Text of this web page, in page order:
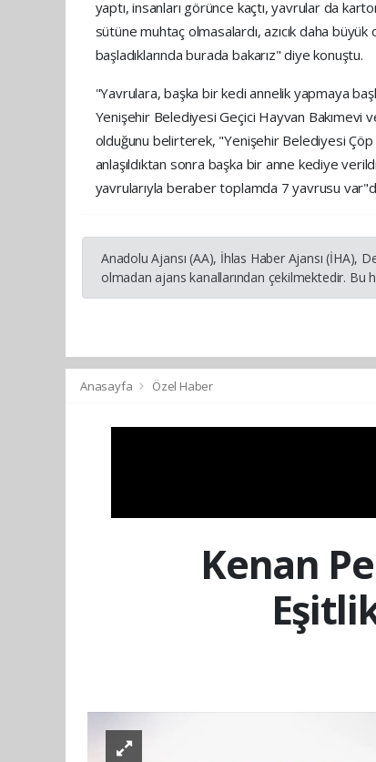
yaptı, insanları görünce kaçtı, yavrular da
sütüne muhtaç olmasalardı, azıcık daha
başladıklarında burada bakarız" diye konuştu.
"Yavrulara, başka bir kedi annelik yapmaya
Yenişehir Belediyesi Geçici Hayvan Bakımevi
olduğunu belirterek, "Yenişehir Belediyesi
anlaşıldıktan sonra başka bir anne kediye
yavrularıyla beraber toplamda 7 yavrusu
Anadolu Ajansı (AA), İhlas Haber Ajansı (İHA),
olmadan ajans kanallarından çekilmektedir.
Anasayfa Özel Haber
Kenan